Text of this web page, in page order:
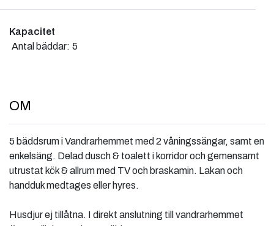
Kapacitet
Antal bäddar: 5
OM
5 bäddsrum i Vandrarhemmet med 2 våningssängar, samt en
enkelsäng. Delad dusch & toalett i korridor och gemensamt
utrustat kök & allrum med TV och braskamin. Lakan och
handduk medtages eller hyres.
Husdjur ej tillåtna. I direkt anslutning till vandrarhemmet